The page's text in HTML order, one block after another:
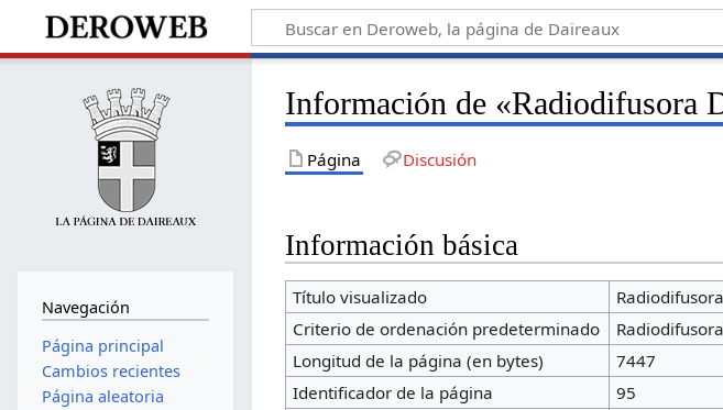
Información de «Radiodifusora
Página Discusión
Información básica
Título visualizado
Criterio de ordenación predeterminado
Longitud de la página (en bytes)
7447
Identificador de la página
95
Navegación
Página principal
Cambios recientes
Página aleatoria